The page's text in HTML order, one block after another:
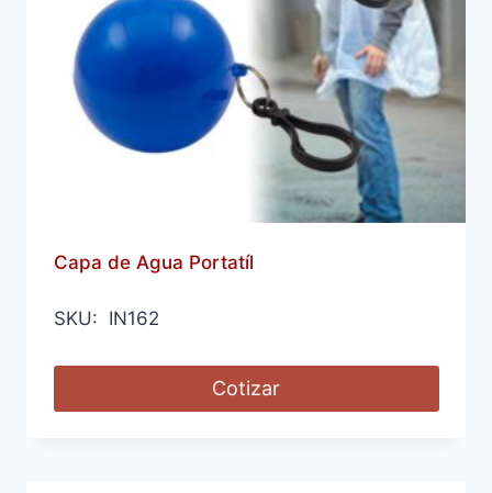
Capa de Agua Portatíl
SKU: IN162
Cotizar